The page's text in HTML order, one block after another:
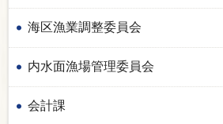
海区漁業調整委員会
内水面漁場管理委員会
会計課